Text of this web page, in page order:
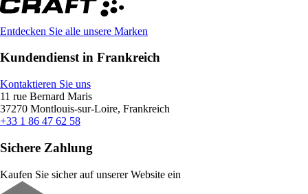
Entdecken Sie alle unsere Marken
Kundendienst in Frankreich
Kontaktieren Sie uns
11 rue Bernard Maris
37270 Montlouis-sur-Loire, Frankreich
+33 1 86 47 62 58
Sichere Zahlung
Kaufen Sie sicher auf unserer Website ein